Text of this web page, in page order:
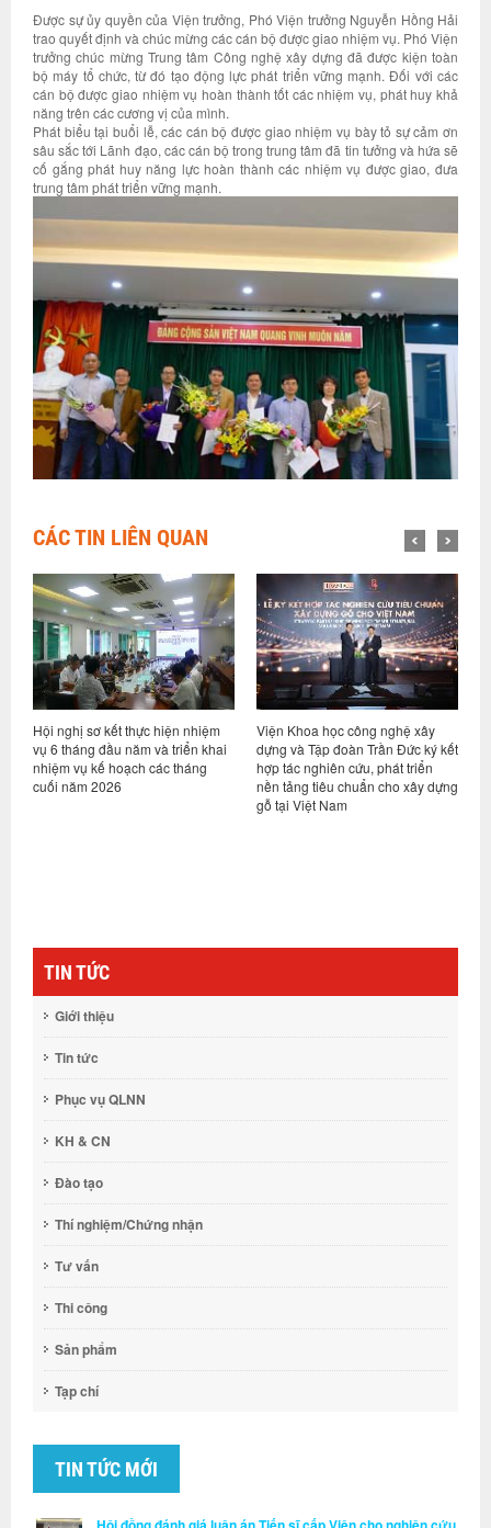
Được sự ủy quyền của Viện trưởng, Phó Viện trưởng Nguyễn Hồng Hải
trao quyết định và chúc mừng các cán bộ được giao nhiệm vụ. Phó Viện
trưởng chúc mừng Trung tâm Công nghệ xây dựng đã được kiện toàn
bộ máy tổ chức, từ đó tạo động lực phát triển vững mạnh. Đối với các
cán bộ được giao nhiệm vụ hoàn thành tốt các nhiệm vụ, phát huy khả
năng trên các cương vị của mình.
Phát biểu tại buổi lễ, các cán bộ được giao nhiệm vụ bày tỏ sự cảm ơn
sâu sắc tới Lãnh đạo, các cán bộ trong trung tâm đã tin tưởng và hứa sẽ
cố gắng phát huy năng lực hoàn thành các nhiệm vụ được giao, đưa
trung tâm phát triển vững mạnh.
CÁC TIN LIÊN QUAN
Hội nghị sơ kết thực hiện nhiệm
vụ 6 tháng đầu năm và triển khai
nhiệm vụ kế hoạch các tháng
cuối năm 2026
Viện Khoa học công nghệ xây
dựng và Tập đoàn Trần Đức ký kết
hợp tác nghiên cứu, phát triển
nền tảng tiêu chuẩn cho xây dựng
gỗ tại Việt Nam
TIN TỨC
Giới thiệu
Tin tức
Phục vụ QLNN
KH & CN
Đào tạo
Thí nghiệm/Chứng nhận
Tư vấn
Thi công
Sản phẩm
Tạp chí
TIN TỨC MỚI